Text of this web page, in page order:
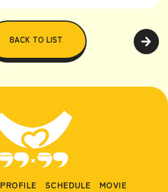
BACK TO LIST
PROFILE SCHEDULE MOVIE